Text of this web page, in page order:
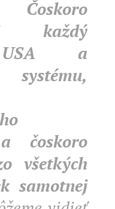
Čoskoro
každý
a
systému,
čoskoro
všetkých
samotnej